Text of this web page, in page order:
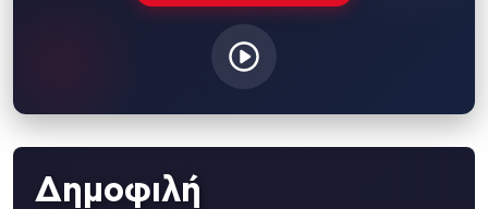
Δημοφιλή